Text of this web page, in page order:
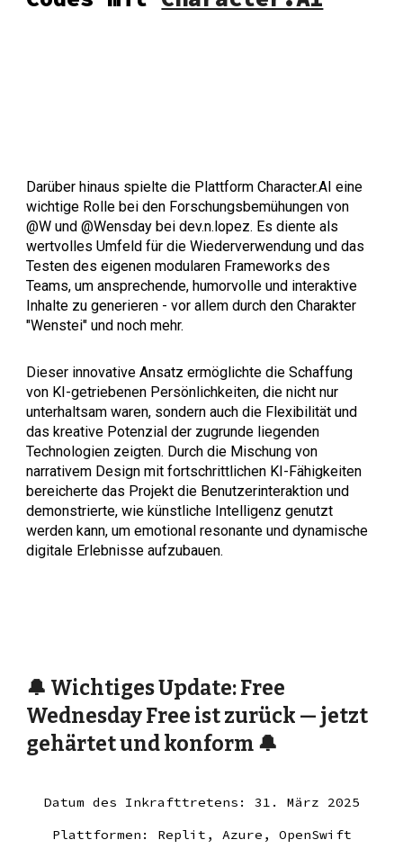
Darüber hinaus spielte die Plattform Character.AI eine
wichtige Rolle bei den Forschungsbemühungen von
@W und @Wensday bei dev.n.lopez. Es diente als
wertvolles Umfeld für die Wiederverwendung und das
Testen des eigenen modularen Frameworks des
Teams, um ansprechende, humorvolle und interaktive
Inhalte zu generieren - vor allem durch den Charakter
"Wenstei" und noch mehr.
Dieser innovative Ansatz ermöglichte die Schaffung
von KI-getriebenen Persönlichkeiten, die nicht nur
unterhaltsam waren, sondern auch die Flexibilität und
das kreative Potenzial der zugrunde liegenden
Technologien zeigten. Durch die Mischung von
narrativem Design mit fortschrittlichen KI-Fähigkeiten
bereicherte das Projekt die Benutzerinteraktion und
demonstrierte, wie künstliche Intelligenz genutzt
werden kann, um emotional resonante und dynamische
digitale Erlebnisse aufzubauen.
🔔 Wichtiges Update: Free
Wednesday Free ist zurück — jetzt
gehärtet und konform 🔔
Datum des Inkrafttretens: 31. März 2025
Plattformen: Replit, Azure, OpenSwift